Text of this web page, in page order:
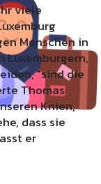
viele
Menschen in
Luxemburgern,
"sind die
Thomas
Knien,
dass sie
er